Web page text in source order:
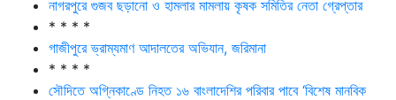
নাগরপুরে গুজব ছড়ানো ও হামলার মামলায় কৃষক সমিতির নেতা গ্রেপ্তার
* * * *
গাজীপুরে ভ্রাম্যমাণ আদালতের অভিযান, জরিমানা
* * * *
সৌদিতে অগ্নিকাণ্ডে নিহত ১৬ বাংলাদেশির পরিবার পাবে ‘বিশেষ মানবিক